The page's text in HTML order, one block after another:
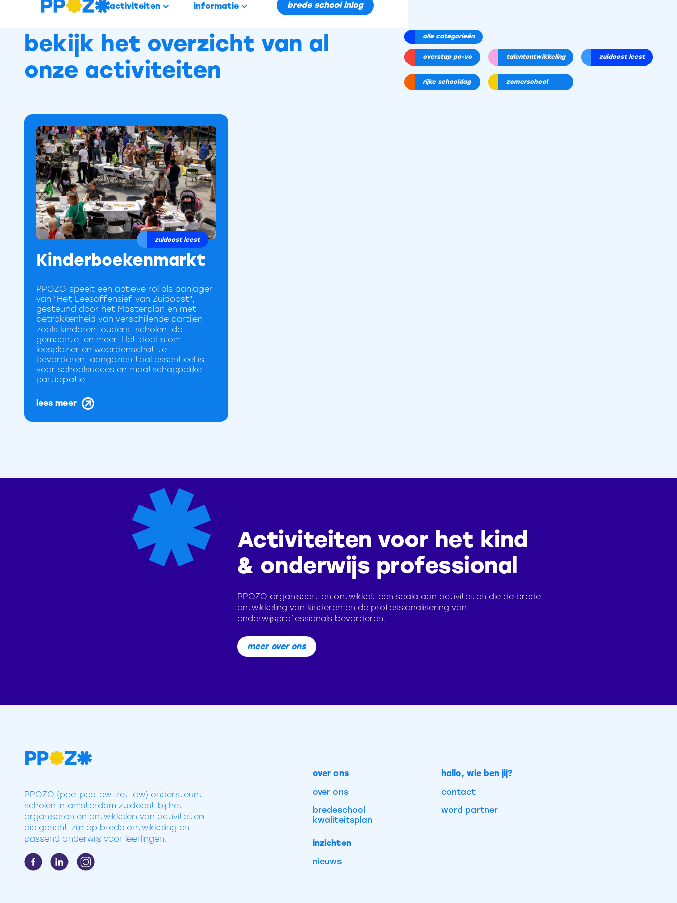
activiteiten informatie brede school inlog
bekijk het overzicht van al
onze activiteiten
alle categorieën
overstap po-vo talentontwikkeling zuidoost leest
rijke schooldag zomerschool
zuidoost leest
Kinderboekenmarkt
PPOZO speelt een actieve rol als aanjager
van "Het Leesoffensief van Zuidoost",
gesteund door het Masterplan en met
betrokkenheid van verschillende partijen
zoals kinderen, ouders, scholen, de
gemeente, en meer. Het doel is om
leesplezier en woordenschat te
bevorderen, aangezien taal essentieel is
voor schoolsucces en maatschappelijke
participatie.
lees meer
Activiteiten voor het kind
& onderwijs professional
PPOZO organiseert en ontwikkelt een scala aan activiteiten die de brede
ontwikkeling van kinderen en de professionalisering van
onderwijsprofessionals bevorderen.
meer over ons
PPOZO (pee-pee-ow-zet-ow) ondersteunt
scholen in amsterdam zuidoost bij het
organiseren en ontwikkelen van activiteiten
die gericht zijn op brede ontwikkeling en
passend onderwijs voor leerlingen.
over ons
over ons
bredeschool
kwaliteitsplan
inzichten
nieuws
hallo, wie ben jij?
contact
word partner